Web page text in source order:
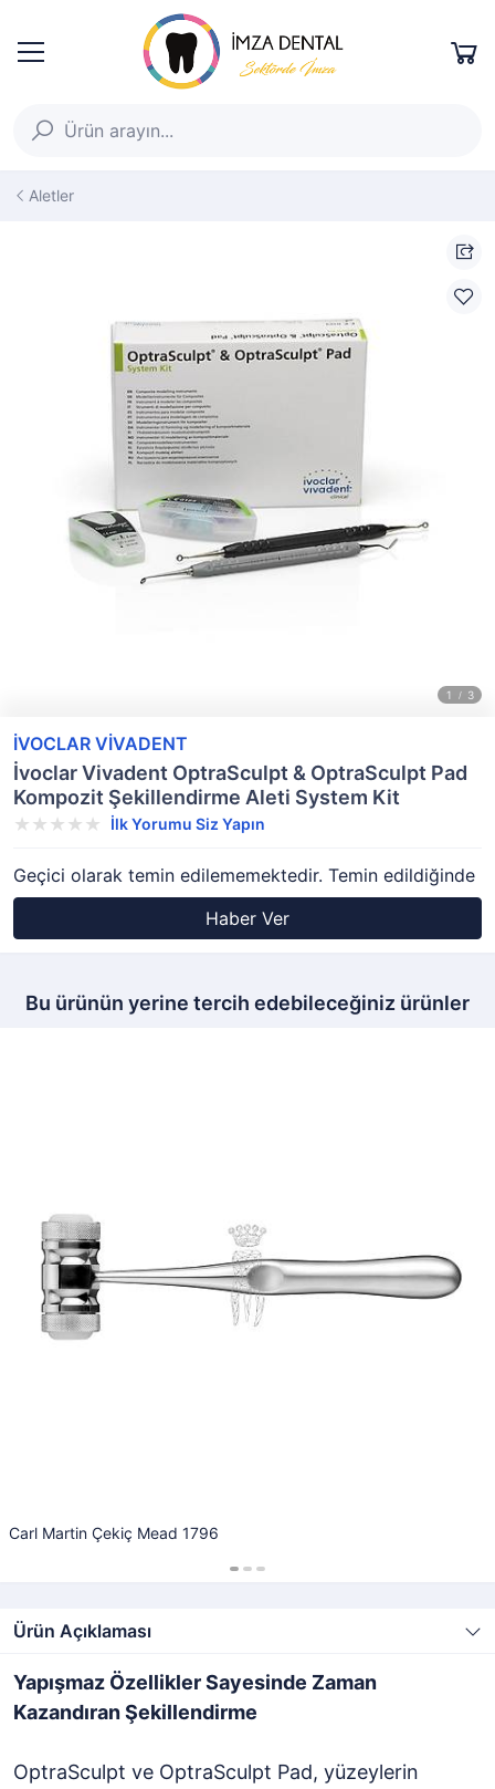
Aletler
İVOCLAR VİVADENT
İvoclar Vivadent OptraSculpt & OptraSculpt Pad
Kompozit Şekillendirme Aleti System Kit
İlk Yorumu Siz Yapın
Geçici olarak temin edilememektedir. Temin edildiğinde
Haber Ver
Bu ürünün yerine tercih edebileceğiniz ürünler
Carl Martin Çekiç Mead 1796
Ürün Açıklaması
Yapışmaz Özellikler Sayesinde Zaman
Kazandıran Şekillendirme
OptraSculpt ve OptraSculpt Pad, yüzeylerin